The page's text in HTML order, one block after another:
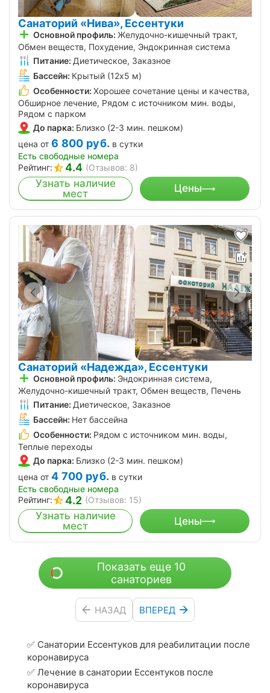
✅ Санатории Ессентуков для реабилитации после
коронавируса
✅ Лечение в санатории Ессентуков после
коронавируса
Санаторий «Нива», Ессентуки
Основной профиль: Желудочно-кишечный тракт,
Обмен веществ, Похудение, Эндокринная система
Питание: Диетическое, Заказное
Бассейн: Крытый (12х5 м)
Особенности: Хорошее сочетание цены и качества,
Обширное лечение, Рядом с источником мин. воды,
Рядом с парком
До парка: Близко (2-3 мин. пешком)
цена от 6 800 руб. в сутки
Есть свободные номера
Рейтинг:
4.4 (Отзывов: 8)
Узнать наличие
мест
Цены
Санаторий «Надежда», Ессентуки
Основной профиль: Эндокринная система,
Желудочно-кишечный тракт, Обмен веществ, Печень
Питание: Диетическое, Заказное
Бассейн: Нет бассейна
Особенности: Рядом с источником мин. воды,
Теплые переходы
До парка: Близко (2-3 мин. пешком)
цена от 4 700 руб. в сутки
Есть свободные номера
Рейтинг:
4.2 (Отзывов: 15)
Узнать наличие
мест
Цены
Показать еще 10
санаториев
НАЗАД ВПЕРЕД